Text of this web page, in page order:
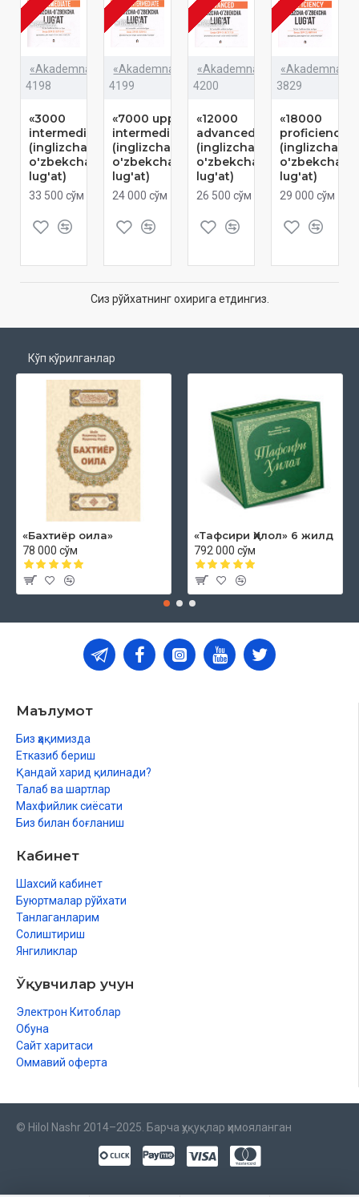
«Akademnashr»
4198
«3000
intermediate»
(inglizcha-
o'zbekcha
lug'at)
33 500 сўм
«Akademnashr»
4199
«7000 upper-
intermediate»
(inglizcha-
o'zbekcha
lug'at)
24 000 сўм
«Akademnashr»
4200
«12000
advanced»
(inglizcha-
o'zbekcha
lug'at)
26 500 сўм
3829
«18000
proficiency»
(inglizcha-
o'zbekcha
lug'at)
29 000 сўм
Сиз рўйхатнинг охирига етдингиз.
Кўп кўрилганлар
«Бахтиёр оила»
78 000 сўм
«Тафсири Ҳилол» 6 жилд
792 000 сўм
Маълумот
Биз ҳақимизда
Етказиб бериш
Қандай харид қилинади?
Талаб ва шартлар
Махфийлик сиёсати
Биз билан боғланиш
Кабинет
Шахсий кабинет
Буюртмалар рўйхати
Танлаганларим
Солиштириш
Янгиликлар
Ўқувчилар учун
Электрон Китоблар
Обуна
Сайт харитаси
Оммавий оферта
© Hilol Nashr 2014–2025. Барча ҳуқуқлар ҳимояланган